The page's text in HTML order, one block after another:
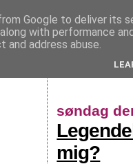
søndag
mig?
Google to deliver its
with performance
address abuse.